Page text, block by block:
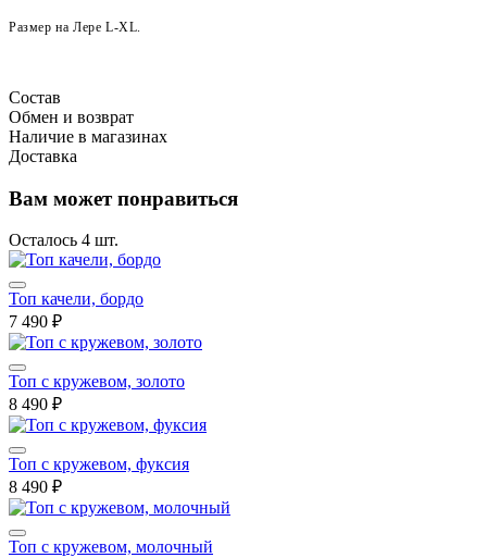
Размер на Лере L-XL.
Состав
Обмен и возврат
Наличие в магазинах
Доставка
Вам может понравиться
Осталось 4 шт.
Топ качели, бордо
7 490 ₽
Топ с кружевом, золото
8 490 ₽
Топ с кружевом, фуксия
8 490 ₽
Топ с кружевом, молочный